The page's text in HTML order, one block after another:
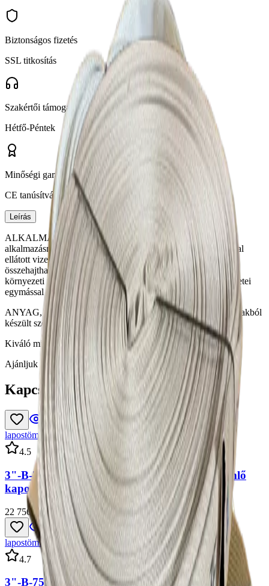
Biztonságos fizetés
SSL titkosítás
Szakértői támogatás
Hétfő-Péntek
Minőségi garancia
CE tanúsítvány
Leírás
ALKALMAZÁSI TERÜLET: Mezőgazdasági és Ipari
alkalmazásra. A nyomótömlők (víz, habképző anyag adalékkal
ellátott vizes oldata, por, stb.) továbbítására használatos,
összehajtható vagy tekercsbe göngyölhető felszerelés, amely
környezeti nyomáson oly mértékben belapul, hogy belső felületei
egymással érintkezésbe kerülnek.
ANYAG, KIVITEL: Külső felülete 100%-ban szintetikus szálakból
készült szövet, belső része szintetikus kaucsuk.
Kiváló minőségű termék!
Ajánljuk még
Kapcsolódó termékek
lapostömlő
4.5
3"-B-75 20fm (SHXO), Nyomótömlő, lapostömlő
kapoccsal
22 756 Ft+ ÁFA
lapostömlő
4.7
3"-B-75/20fm, Nyomótömlő, Lapostömlő kapocs